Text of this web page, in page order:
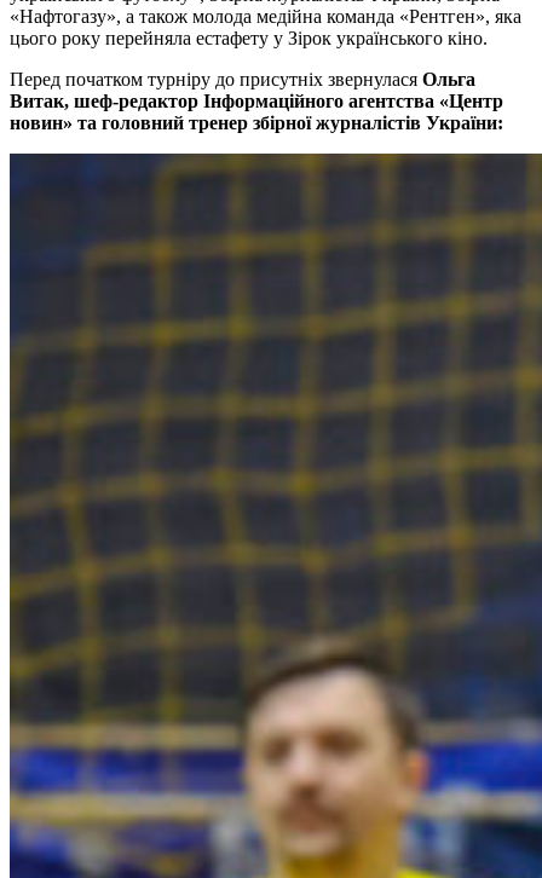
«Нафтогазу», а також молода медійна команда «Рентген», яка
цього року перейняла естафету у Зірок українського кіно.
Перед початком турніру до присутніх звернулася Ольга
Витак, шеф-редактор Інформаційного агентства «Центр
новин» та головний тренер збірної журналістів України: